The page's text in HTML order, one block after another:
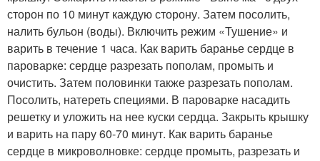
сторон по 10 минут каждую сторону. Затем посолить,
налить бульон (воды). Включить режим «Тушение» и
варить в течение 1 часа. Как варить баранье сердце в
пароварке: сердце разрезать пополам, промыть и
очистить. Затем половинки также разрезать пополам.
Посолить, натереть специями. В пароварке насадить
решетку и уложить на нее куски сердца. Закрыть крышку
и варить на пару 60-70 минут. Как варить баранье
сердце в микроволновке: сердце промыть, разрезать и